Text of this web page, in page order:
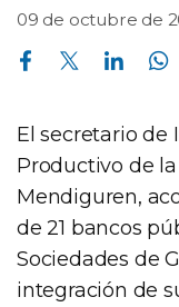
09 de octubre de
Compartir en Facebook Compartir en Twitter Compartir en Linkedin Compartir en Whatsapp
El secretario de
Productivo de
Mendiguren,
de 21 bancos
Sociedades de
integración de